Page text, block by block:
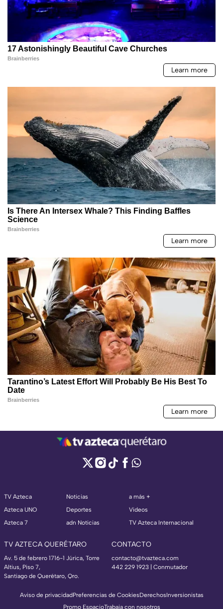
TV Azteca
Azteca UNO
Azteca 7
Noticias
Deportes
adn Noticias
a más +
Videos
TV Azteca Internacional
TV AZTECA QUERÉTARO
Av. 5 de febrero 1716-1 Júrica, Torre
Altius, Piso 7,
Santiago de Querétaro, Qro.
CONTACTO
contacto@tvazteca.com
442 229 1923 | Conmutador
Aviso de privacidadPreferencias de CookiesDerechosInversionistas
Promo EspacioTrabaja con nosotros